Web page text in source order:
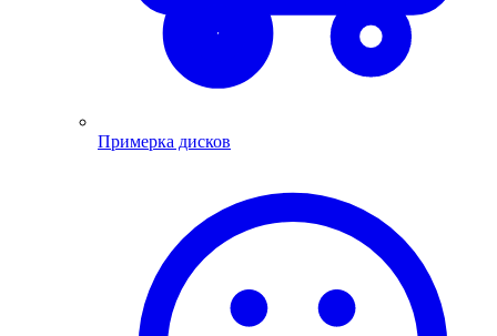
Примерка дисков